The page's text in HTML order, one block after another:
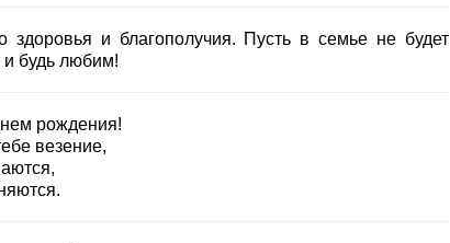
здоровья и благополучия. Пусть в семье не будет
будь любим!
рождения!
везение,